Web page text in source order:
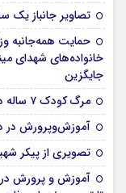
تصاویر جانباز یک
حمایت همه‌جانبه
جایگزین
مرگ کودک ۷ ساله در آتش‌سوزی مشهد
آموزش‌وپرورش در
تصویری از پیکر شهید ۲ سالۀ جنایت آمریکا
آموزش و پرورش در